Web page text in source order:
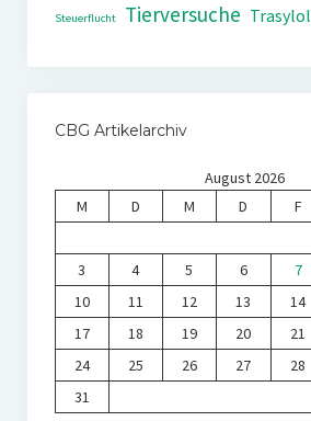
Steuerflucht Tierversuche Trasylol
CBG Artikelarchiv
August 2026
M
D M D F
3
4 5 6 7
10
11 12 13 14
17
18 19 20 21
24
25 26 27 28
31